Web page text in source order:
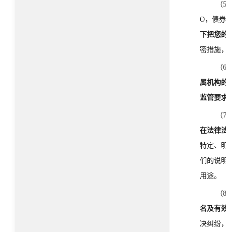
O，债
下把您
密措施
属机构
监管要
在法律
特定、
们的说
用途。
名及有
决纠纷